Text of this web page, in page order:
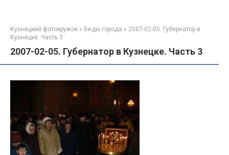
Кузнецкий фотокружок » Виды города » 2007-02-05. Губернатор в
Кузнецке. Часть 3
2007-02-05. Губернатор в Кузнецке. Часть 3